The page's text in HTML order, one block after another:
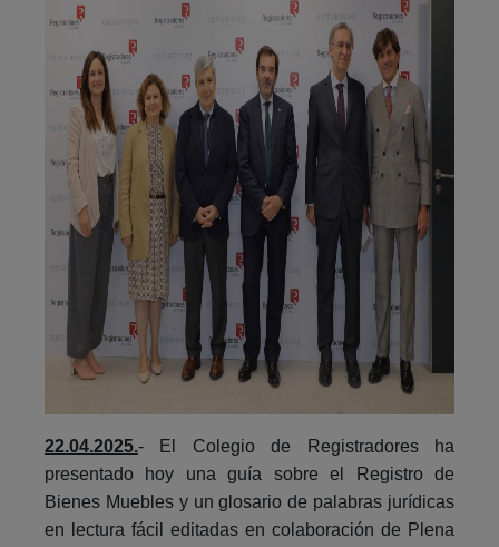
22.04.2025.- El Colegio de Registradores ha
presentado hoy una guía sobre el Registro de
Bienes Muebles y un glosario de palabras jurídicas
en lectura fácil editadas en colaboración de Plena